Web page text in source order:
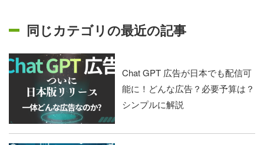
同じカテゴリの最近の記事
Chat GPT 広告が日本でも配信可
能に！どんな広告？必要予算は？
シンプルに解説